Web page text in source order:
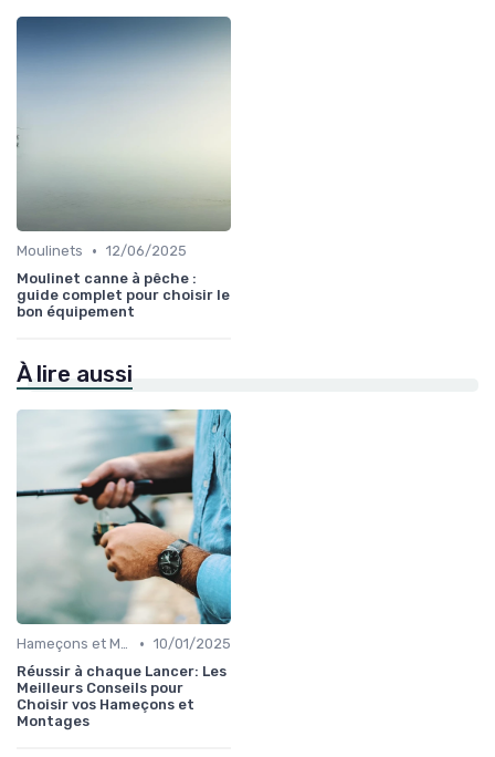
Moulinets • 12/06/2025
Moulinet canne à pêche :
guide complet pour choisir le
bon équipement
À lire aussi
Hameçons et Montages • 10/01/2025
Réussir à chaque Lancer: Les
Meilleurs Conseils pour
Choisir vos Hameçons et
Montages